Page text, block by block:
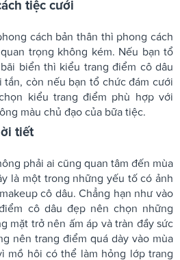
tiệc cưới
cách bản thân thì phong cách
trọng không kém. Nếu bạn tổ
biển thì kiểu trang điểm cô dâu
còn nếu bạn tổ chức đám cưới
kiểu trang điểm phù hợp với
màu chủ đạo của bữa tiệc.
tiết
phải ai cũng quan tâm đến mùa
là một trong những yếu tố có ảnh
cô dâu. Chẳng hạn như vào
cô dâu đẹp nên chọn những
mặt trở nên ấm áp và tràn đầy sức
nên trang điểm quá dày vào mùa
mồ hôi có thể làm hỏng lớp trang